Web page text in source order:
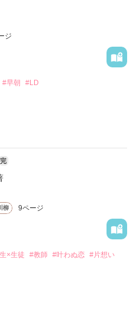
ジ
#早朝 #LD
れない。
の一面を知って……。
読む
完
柳 9ページ
×生徒 #教師 #叶わぬ恋 #片想い